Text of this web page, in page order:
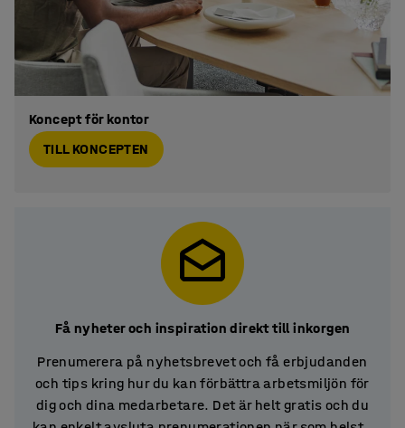
Koncept för kontor
TILL KONCEPTEN
Få nyheter och inspiration direkt till inkorgen
Prenumerera på nyhetsbrevet och få erbjudanden
och tips kring hur du kan förbättra arbetsmiljön för
dig och dina medarbetare. Det är helt gratis och du